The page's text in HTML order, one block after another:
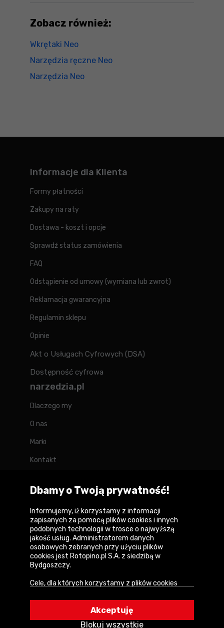
Zobacz również:
Wkrętaki Neo
Narzędzia ręczne Neo
Narzędzia Neo
Informacje dla Klienta
Formy płatności
Zakupy na raty
Dostawa - koszt i opcje
Sprawdź status zamówienia
FAQ
Odstąpienie od umowy (wymiana lub zwrot)
Reklamacja gwarancyjna
Regulamin sklepu
Opinie
Akt o Usługach Cyfrowych (DSA)
Dostępność cyfrowa
narzedzia.pl
Dlaczego my
O nas
Marki
Kontakt
Forum
Copyright © 2026
Polityka prywatności i zasady korzystania z
serwisu
Informacja o plikach cookies
Dbamy o Twoją prywatność!
Informujemy, iż korzystamy z informacji
zapisanych za pomocą plików cookies i innych
podobnych technologii w trosce o najwyższą
jakość usług. Administratorem danych
osobowych zebranych przy użyciu plików
cookies jest Rotopino.pl S.A. z siedzibą w
Bydgoszczy.
Cele, dla których korzystamy z plików cookies
• Uwierzytelnienie użytkowników w serwisie,
Blokuj wszystkie
Akceptuję